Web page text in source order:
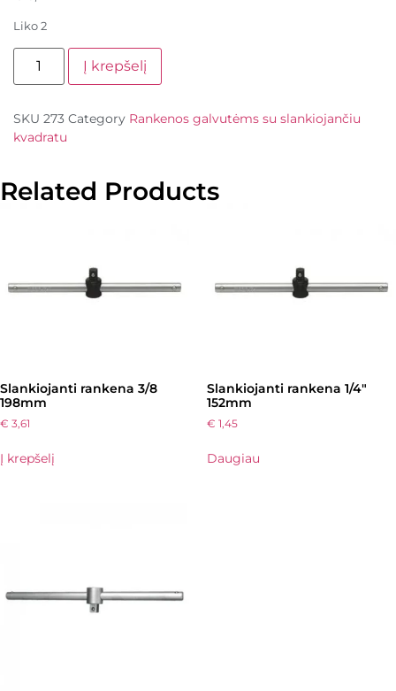
Liko 2
Į krepšelį
SKU 273 Category Rankenos galvutėms su slankiojančiu
kvadratu
Related Products
Slankiojanti rankena 3/8
198mm
€ 3,61
Į krepšelį
Slankiojanti rankena 1/4″
152mm
€ 1,45
Daugiau